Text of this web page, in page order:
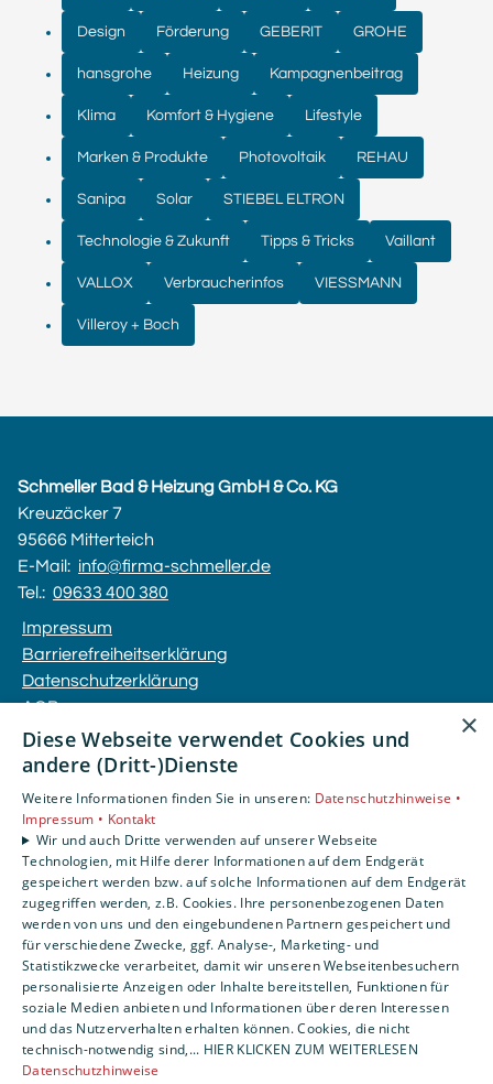
Design Förderung GEBERIT GROHE
hansgrohe Heizung Kampagnenbeitrag
Klima Komfort & Hygiene Lifestyle
Marken & Produkte Photovoltaik REHAU
Sanipa Solar STIEBEL ELTRON
Technologie & Zukunft Tipps & Tricks Vaillant
VALLOX Verbraucherinfos VIESSMANN
Villeroy + Boch
Schmeller Bad & Heizung GmbH & Co. KG
Kreuzäcker 7
95666 Mitterteich
E-Mail: info@firma-schmeller.de
Tel.: 09633 400 380
Impressum
Barrierefreiheitserklärung
Datenschutzerklärung
AGB
Unsere Bereiche
Gewerbekunden
Karriere
Unternehmen
Kontakt
×
Diese Webseite verwendet Cookies und
andere (Dritt-)Dienste
Weitere Informationen finden Sie in unseren: Datenschutzhinweise •
Impressum • Kontakt
Wir und auch Dritte verwenden auf unserer Webseite
Technologien, mit Hilfe derer Informationen auf dem Endgerät
gespeichert werden bzw. auf solche Informationen auf dem Endgerät
zugegriffen werden, z.B. Cookies. Ihre personenbezogenen Daten
werden von uns und den eingebundenen Partnern gespeichert und
für verschiedene Zwecke, ggf. Analyse-, Marketing- und
Statistikzwecke verarbeitet, damit wir unseren Webseitenbesuchern
personalisierte Anzeigen oder Inhalte bereitstellen, Funktionen für
soziale Medien anbieten und Informationen über deren Interessen
und das Nutzerverhalten erhalten können. Cookies, die nicht
technisch-notwendig sind,... HIER KLICKEN ZUM WEITERLESEN
Datenschutzhinweise